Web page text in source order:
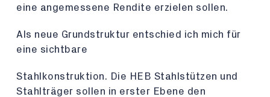
eine angemessene Rendite erzielen sollen.
Als neue Grundstruktur entschied ich mich für
eine sichtbare
Stahlkonstruktion. Die HEB Stahlstützen und
Stahlträger sollen in erster Ebene den